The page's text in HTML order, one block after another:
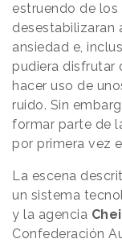
estruendo de
desestabilizaran
ansiedad e,
pudiera disfrutar
hacer uso de
ruido. Sin
formar parte de
por primera vez
La escena
un sistema
y la agencia
Confederación